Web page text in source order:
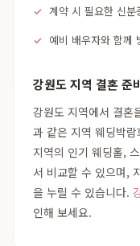
계약 시 필요한 신분
예비 배우자와 함께
강원도 지역 결혼 준
강원도 지역에서 결혼
과 같은 지역 웨딩박
지역의 인기 웨딩홀,
서 비교할 수 있으며,
을 누릴 수 있습니다.
인해 보세요.